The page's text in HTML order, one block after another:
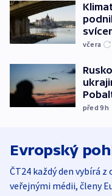
včera
před 9h
Evropský
ČT24 každý den vybírá
veřejnými médii, členy